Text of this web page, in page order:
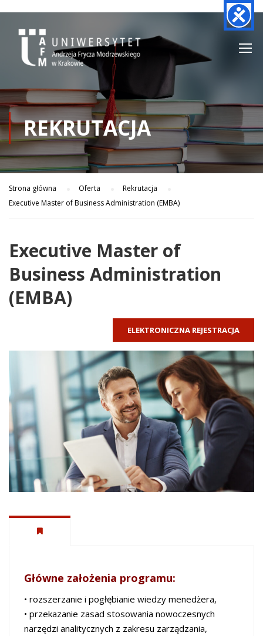
REKRUTACJA
Strona główna Oferta
Rekrutacja
Executive Master of Business Administration (EMBA)
Executive Master of
Business Administration
(EMBA)
ELEKTRONICZNA REJESTRACJA
Główne założenia programu:
• rozszerzanie i pogłębianie wiedzy menedżera,
• przekazanie zasad stosowania nowoczesnych
narzędzi analitycznych z zakresu zarządzania,